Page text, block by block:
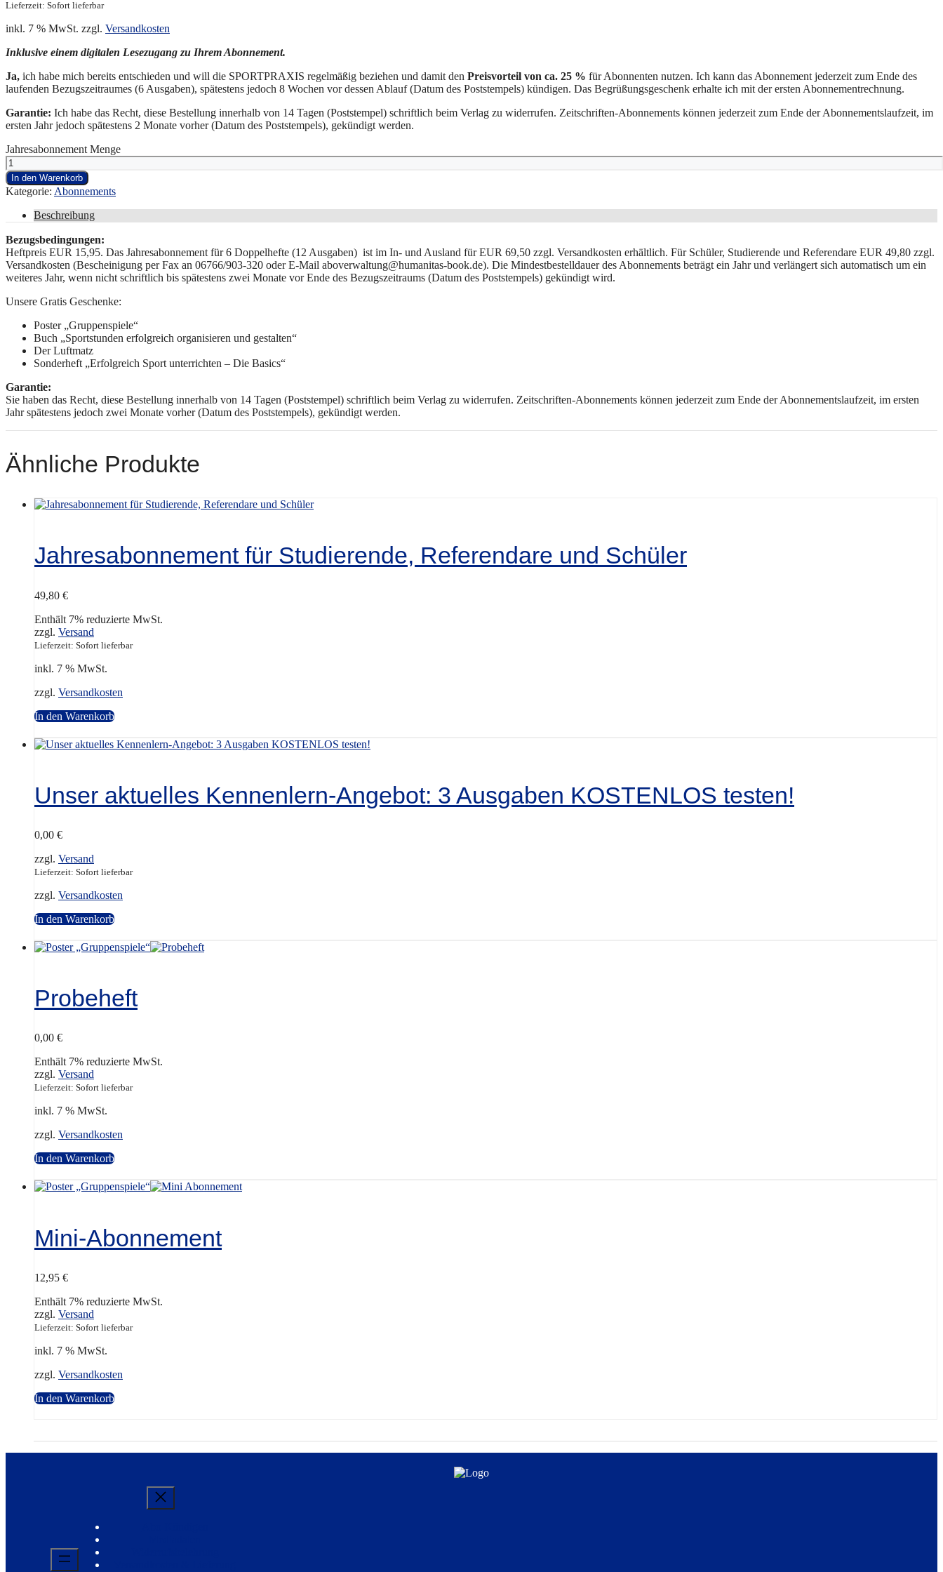
Lieferzeit: Sofort lieferbar
inkl. 7 % MwSt. zzgl. Versandkosten
Inklusive einem digitalen Lesezugang zu Ihrem Abonnement.
Ja, ich habe mich bereits entschieden und will die SPORTPRAXIS regelmäßig beziehen und damit den Preisvorteil von ca. 25 % für Abonnenten nutzen. Ich kann das Abonnement jederzeit zum Ende des
laufenden Bezugszeitraumes (6 Ausgaben), spätestens jedoch 8 Wochen vor dessen Ablauf (Datum des Poststempels) kündigen. Das Begrüßungsgeschenk erhalte ich mit der ersten Abonnementrechnung.
Garantie: Ich habe das Recht, diese Bestellung innerhalb von 14 Tagen (Poststempel) schriftlich beim Verlag zu widerrufen. Zeitschriften-Abonnements können jederzeit zum Ende der Abonnementslaufzeit, im
ersten Jahr jedoch spätestens 2 Monate vorher (Datum des Poststempels), gekündigt werden.
Jahresabonnement Menge
In den Warenkorb
Kategorie: Abonnements
Beschreibung
Bezugsbedingungen:
Heftpreis EUR 15,95. Das Jahresabonnement für 6 Doppelhefte (12 Ausgaben) ist im In- und Ausland für EUR 69,50 zzgl. Versandkosten erhältlich. Für Schüler, Studierende und Referendare EUR 49,80 zzgl.
Versandkosten (Bescheinigung per Fax an 06766/903-320 oder E-Mail aboverwaltung@humanitas-book.de). Die Mindestbestelldauer des Abonnements beträgt ein Jahr und verlängert sich automatisch um ein
weiteres Jahr, wenn nicht schriftlich bis spätestens zwei Monate vor Ende des Bezugszeitraums (Datum des Poststempels) gekündigt wird.
Unsere Gratis Geschenke:
Poster „Gruppenspiele“
Buch „Sportstunden erfolgreich organisieren und gestalten“
Der Luftmatz
Sonderheft „Erfolgreich Sport unterrichten – Die Basics“
Garantie:
Sie haben das Recht, diese Bestellung innerhalb von 14 Tagen (Poststempel) schriftlich beim Verlag zu widerrufen. Zeitschriften-Abonnements können jederzeit zum Ende der Abonnementslaufzeit, im ersten
Jahr spätestens jedoch zwei Monate vorher (Datum des Poststempels), gekündigt werden.
Ähnliche Produkte
Jahresabonnement für Studierende, Referendare und Schüler
49,80 €
Enthält 7% reduzierte MwSt.
zzgl. Versand
Lieferzeit: Sofort lieferbar
inkl. 7 % MwSt.
zzgl. Versandkosten
In den Warenkorb
Unser aktuelles Kennenlern-Angebot: 3 Ausgaben KOSTENLOS testen!
0,00 €
zzgl. Versand
Lieferzeit: Sofort lieferbar
zzgl. Versandkosten
In den Warenkorb
Probeheft
0,00 €
Enthält 7% reduzierte MwSt.
zzgl. Versand
Lieferzeit: Sofort lieferbar
inkl. 7 % MwSt.
zzgl. Versandkosten
In den Warenkorb
Mini-Abonnement
12,95 €
Enthält 7% reduzierte MwSt.
zzgl. Versand
Lieferzeit: Sofort lieferbar
inkl. 7 % MwSt.
zzgl. Versandkosten
In den Warenkorb